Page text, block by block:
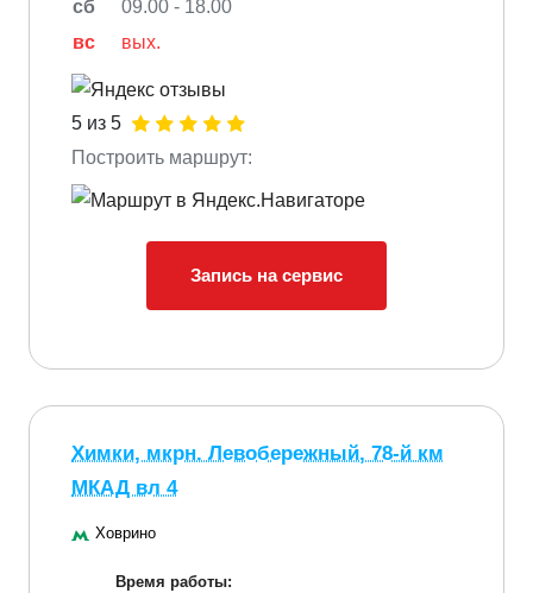
сб
09.00 - 18.00
вс
вых.
5 из 5
Построить маршрут:
Запись на сервис
Химки, мкрн. Левобережный, 78-й км
МКАД вл 4
Ховрино
Время работы: